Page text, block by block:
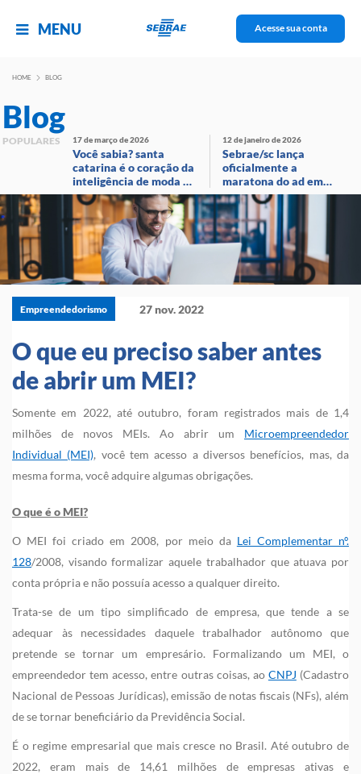
MENU Acesse sua conta
HOME BLOG
Blog
POPULARES 17 de março de 2026
Você sabia? santa
catarina é o coração da
inteligência de moda no
brasil!
12 de janeiro de 2026
Sebrae/sc lança
oficialmente a
maratona do ad em
evento com
transmissão ao vivo
Empreendedorismo 27 nov. 2022
O que eu preciso saber antes
de abrir um MEI?
Somente em 2022, até outubro, foram registrados mais de 1,4
milhões de novos MEIs. Ao abrir um Microempreendedor
Individual (MEI), você tem acesso a diversos benefícios, mas, da
mesma forma, você adquire algumas obrigações.
O que é o MEI?
O MEI foi criado em 2008, por meio da Lei Complementar nº.
128/2008, visando formalizar aquele trabalhador que atuava por
conta própria e não possuía acesso a qualquer direito.
Trata-se de um tipo simplificado de empresa, que tende a se
adequar às necessidades daquele trabalhador autônomo que
pretende se tornar um empresário. Formalizando um MEI, o
empreendedor tem acesso, entre outras coisas, ao CNPJ (Cadastro
Nacional de Pessoas Jurídicas), emissão de notas fiscais (NFs), além
de se tornar beneficiário da Previdência Social.
É o regime empresarial que mais cresce no Brasil. Até outubro de
2022, eram mais de 14,61 milhões de empresas ativas e